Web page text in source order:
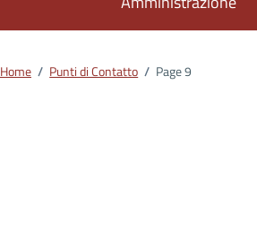
Home / Punti di Contatto / Page 9